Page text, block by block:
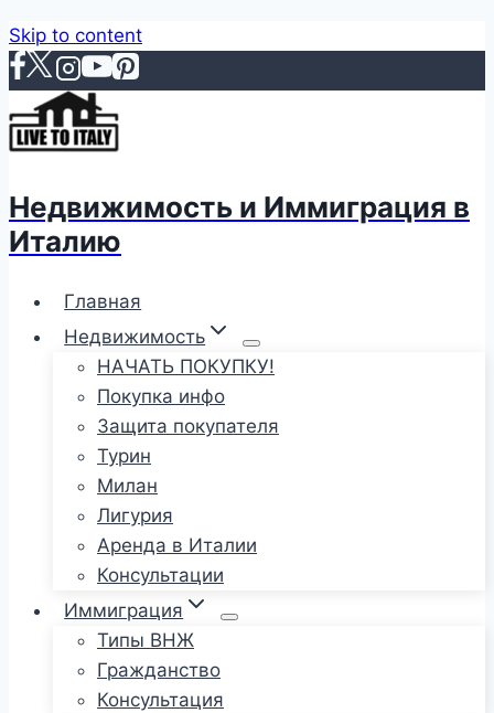
Skip to content
Недвижимость и Иммиграция в
Италию
Главная
Недвижимость
НАЧАТЬ ПОКУПКУ!
Покупка инфо
Защита покупателя
Турин
Милан
Лигурия
Аренда в Италии
Консультации
Иммиграция
Типы ВНЖ
Гражданство
Консультация